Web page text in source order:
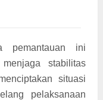
pemantauan ini
stabilitas
situasi
pelaksanaan